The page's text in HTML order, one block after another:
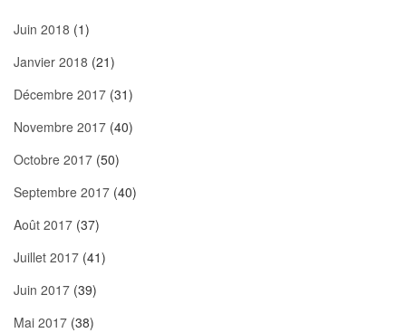
Juin 2018 (1)
Janvier 2018 (21)
Décembre 2017 (31)
Novembre 2017 (40)
Octobre 2017 (50)
Septembre 2017 (40)
Août 2017 (37)
Juillet 2017 (41)
Juin 2017 (39)
Mai 2017 (38)